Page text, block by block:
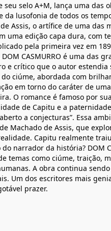
seu selo A+M, lança uma das
da lusofonia de todos os
Assis, o artífice de uma das
uma edição capa dura, com
pela primeira vez em
CASMURRO é uma das
e crítico que o autor estendia
ciúme, abordada com
em torno do caráter de
O romance é famoso por
de Capitu e a
a conjecturas”. Essa
Machado de Assis, que
Capitu realmente
narrador da história? DOM
temas como ciúme, traição,
A obra continua
Um dos escritores mais
prazer.